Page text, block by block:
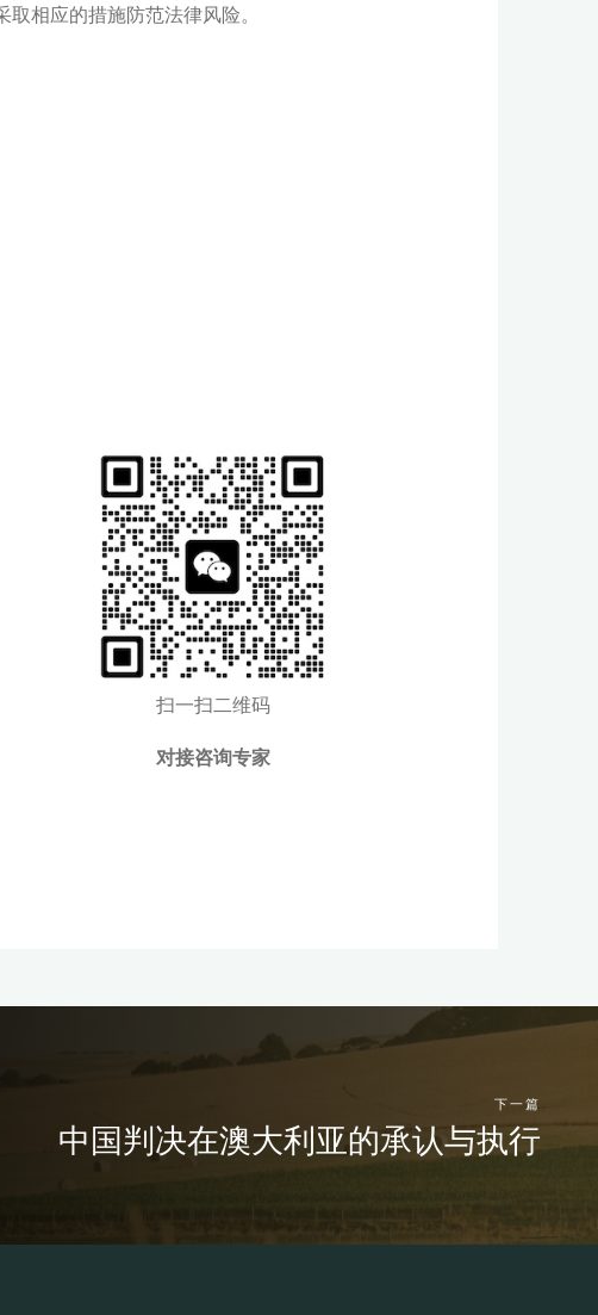
相应的措施防范法律风险。
扫一扫二维码
对接咨询专家
下一篇
中国判决在澳大利亚的承认与执行